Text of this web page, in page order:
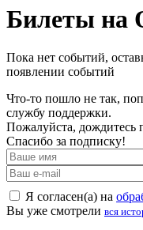
Билеты на
Пока нет событий,
появлении событий
Что-то пошло не так,
службу поддержки.
Пожалуйста, дождитесь
Спасибо за подписку!
Я согласен(а) на
Вы уже смотрели вся